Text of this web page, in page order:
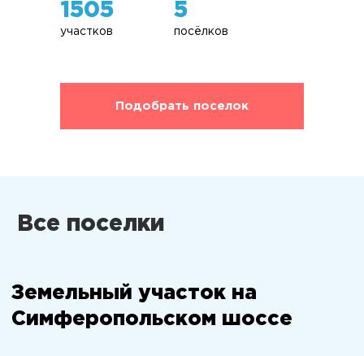
1505
Подобрать поселок
участков
5
посёлков
Все поселки
Земельный участок на
Подмосковья, вдоль Симферопольского
построить загородный дом. Это
перспективное направление сочетает
хорошую транспортную связь с